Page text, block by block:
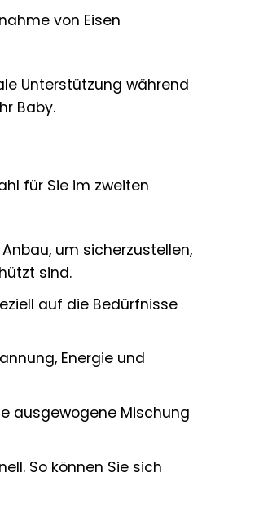
von Eisen
Unterstützung während
Baby.
für Sie im zweiten
um sicherzustellen,
sind.
auf die Bedürfnisse
Energie und
ausgewogene Mischung
So können Sie sich